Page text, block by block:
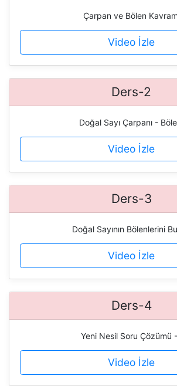
Çarpan ve Bölen
Video İzle
Ders-2
Doğal Sayı Çarpanı -
Video İzle
Ders-3
Doğal Sayının Bölenlerini
Video İzle
Ders-4
Yeni Nesil Soru Çözümü
Video İzle